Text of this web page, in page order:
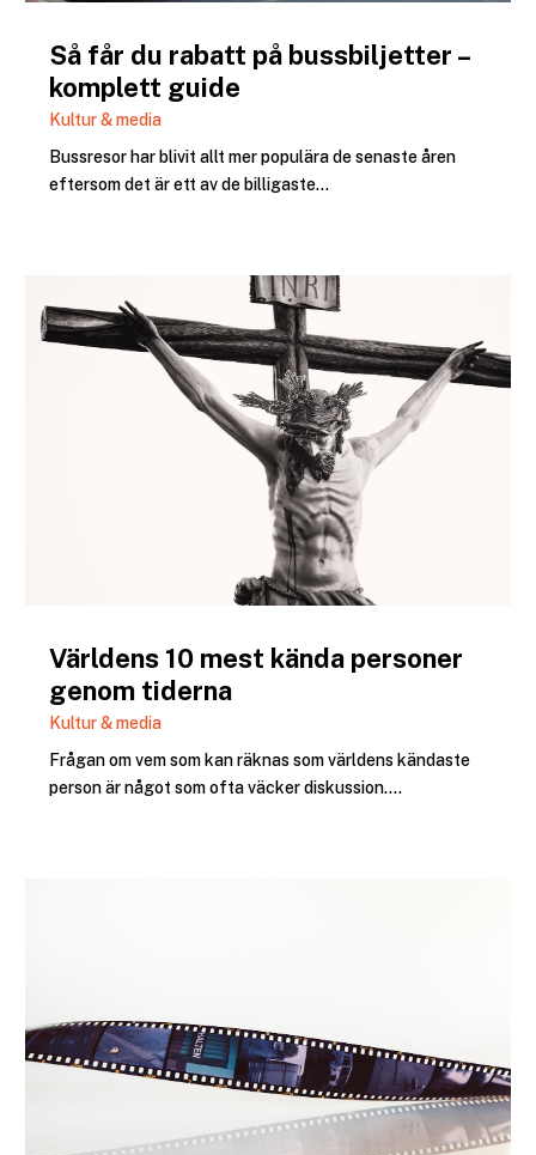
Så får du rabatt på bussbiljetter –
komplett guide
Kultur & media
Bussresor har blivit allt mer populära de senaste åren
eftersom det är ett av de billigaste...
Världens 10 mest kända personer
genom tiderna
Kultur & media
Frågan om vem som kan räknas som världens kändaste
person är något som ofta väcker diskussion....